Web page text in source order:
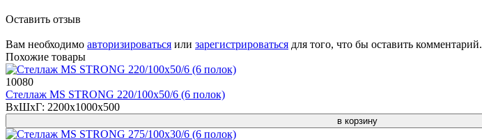
Оставить отзыв
Вам необходимо авторизироваться или зарегистрироваться для того, что бы оставить комментарий.
Похожие товары
10080
Стеллаж MS STRONG 220/100х50/6 (6 полок)
ВхШхГ: 2200x1000x500
в корзину